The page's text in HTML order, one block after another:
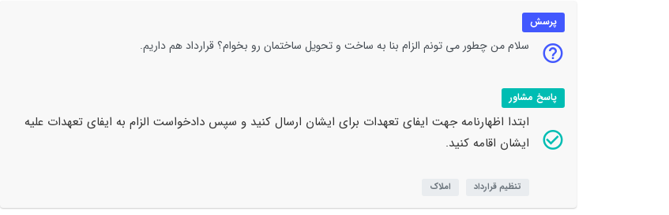
پرسش
سلام من چطور می تونم الزام بنا به ساخت و تحویل ساختمان رو بخوام؟ قرارداد هم داریم.
پاسخ مشاور
ابتدا اظهارنامه جهت ایفای تعهدات برای ایشان ارسال کنید و سپس دادخواست الزام به ایفای تعهدات علیه
ایشان اقامه کنید.
تنظیم قرارداد املاک